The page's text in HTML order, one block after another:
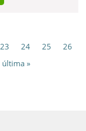
23 24 25
26
última »